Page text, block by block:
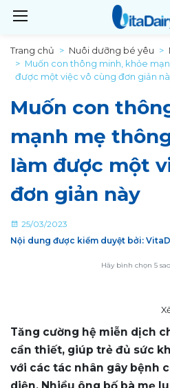
Trang chủ Nuôi dưỡng bé yêu
Muốn con thông minh, khỏe
được một việc vô cùng đơn giản
Muốn con
mạnh mẹ
làm được một
đơn giản này
25/03/2023
Nội dung được kiểm duyệt bởi:
Hãy bình chọn 5
Tăng cường hệ miễn dịch
cần thiết, giúp trẻ đủ sức
với các tác nhân gây bệnh
diện. Nhiều ông bố bà mẹ